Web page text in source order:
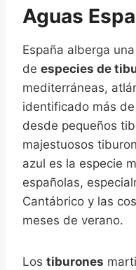
Aguas
España alberga
de especies de
mediterráneas,
identificado más
desde pequeños
majestuosos
azul es la especie
españolas,
Cantábrico y las
meses de verano.
Los tiburones